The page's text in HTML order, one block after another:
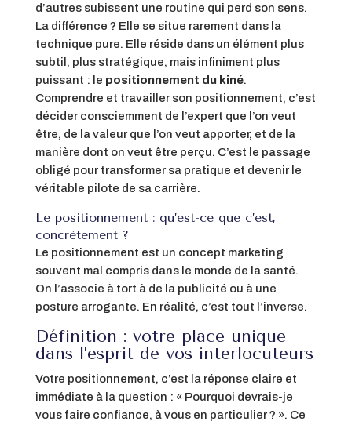
d’autres subissent une routine qui perd son sens.
La différence ? Elle se situe rarement dans la
technique pure. Elle réside dans un élément plus
subtil, plus stratégique, mais infiniment plus
puissant : le positionnement du kiné.
Comprendre et travailler son positionnement, c’est
décider consciemment de l’expert que l’on veut
être, de la valeur que l’on veut apporter, et de la
manière dont on veut être perçu. C’est le passage
obligé pour transformer sa pratique et devenir le
véritable pilote de sa carrière.
Le positionnement : qu’est-ce que c’est,
concrètement ?
Le positionnement est un concept marketing
souvent mal compris dans le monde de la santé.
On l’associe à tort à de la publicité ou à une
posture arrogante. En réalité, c’est tout l’inverse.
Définition : votre place unique
dans l’esprit de vos interlocuteurs
Votre positionnement, c’est la réponse claire et
immédiate à la question : « Pourquoi devrais-je
vous faire confiance, à vous en particulier ? ». Ce